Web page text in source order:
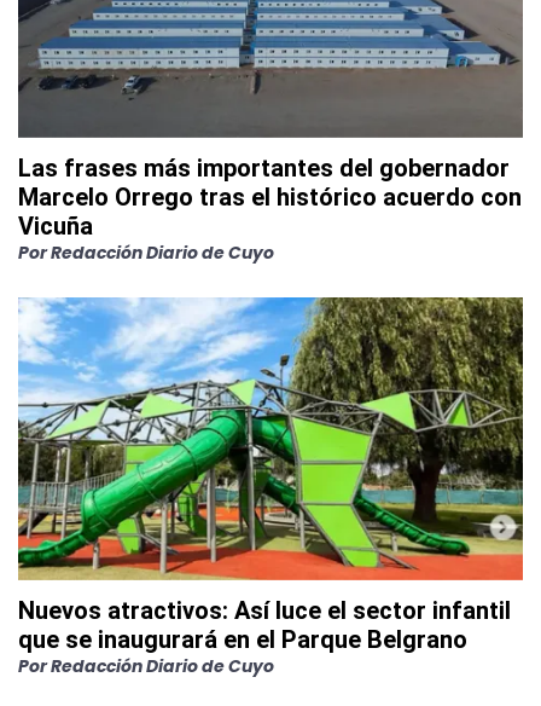
Las frases más importantes del gobernador
Marcelo Orrego tras el histórico acuerdo con
Vicuña
PorRedacción Diario de Cuyo
Nuevos atractivos: Así luce el sector infantil
que se inaugurará en el Parque Belgrano
PorRedacción Diario de Cuyo